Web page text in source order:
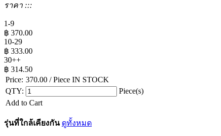
ราคา :::
1-9
฿ 370.00
10-29
฿ 333.00
30++
฿ 314.50
Price: 370.00 / Piece IN STOCK
QTY:
Piece(s)
Add to Cart
รุ่นที่ใกล้เคียงกัน ดูทั้งหมด